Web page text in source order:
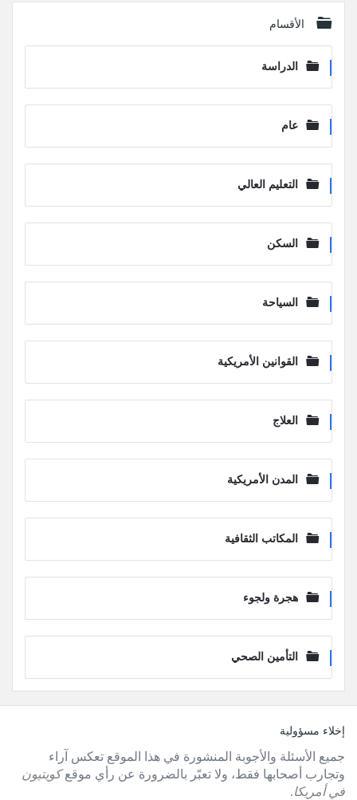
الأقسام
الدراسة
عام
التعليم العالي
السكن
السياحة
القوانين الأمريكية
العلاج
المدن الأمريكية
المكاتب الثقافية
هجرة ولجوء
التأمين الصحي
الفوترإخلاء مسؤولية
جميع الأسئلة والأجوبة المنشورة في هذا الموقع تعكس آراء
وتجارب أصحابها فقط، ولا تعبّر بالضرورة عن رأي موقعكويتيون
في أمريكا.